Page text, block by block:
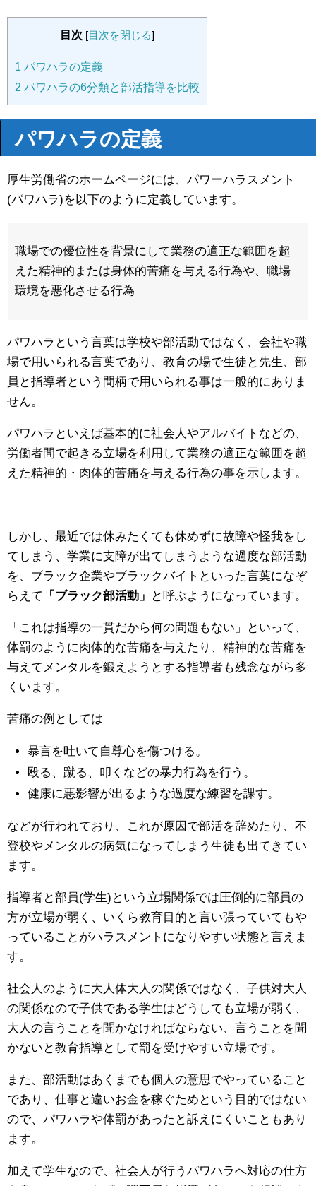
目次 [目次を閉じる]
1 パワハラの定義
2 パワハラの6分類と部活指導を比較
パワハラの定義
厚生労働省のホームページには、パワーハラスメント
(パワハラ)を以下のように定義しています。
職場での優位性を背景にして業務の適正な範囲を超
えた精神的または身体的苦痛を与える行為や、職場
環境を悪化させる行為
パワハラという言葉は学校や部活動ではなく、会社や職
場で用いられる言葉であり、教育の場で生徒と先生、部
員と指導者という間柄で用いられる事は一般的にありま
せん。
パワハラといえば基本的に社会人やアルバイトなどの、
労働者間で起きる立場を利用して業務の適正な範囲を超
えた精神的・肉体的苦痛を与える行為の事を示します。
しかし、最近では休みたくても休めずに故障や怪我をし
てしまう、学業に支障が出てしまうような過度な部活動
を、ブラック企業やブラックバイトといった言葉になぞ
らえて
「ブラック部活動」 と呼ぶようになっています。
「これは指導の一貫だから何の問題もない」といって、
体罰のように肉体的な苦痛を与えたり、精神的な苦痛を
与えてメンタルを鍛えようとする指導者も残念ながら多
くいます。
苦痛の例としては
暴言を吐いて自尊心を傷つける。
殴る、蹴る、叩くなどの暴力行為を行う。
健康に悪影響が出るような過度な練習を課す。
などが行われており、これが原因で部活を辞めたり、不
登校やメンタルの病気になってしまう生徒も出てきてい
ます。
指導者と部員(学生)という立場関係では圧倒的に部員の
方が立場が弱く、いくら教育目的と言い張っていてもや
っていることがハラスメントになりやすい状態と言えま
す。
社会人のように大人体大人の関係ではなく、子供対大人
の関係なので子供である学生はどうしても立場が弱く、
大人の言うことを聞かなければならない、言うことを聞
かないと教育指導として罰を受けやすい立場です。
また、部活動はあくまでも個人の意思でやっていること
であり、仕事と違いお金を稼ぐためという目的ではない
ので、パワハラや体罰があったと訴えにくいこともあり
ます。
加えて学生なので、社会人が行うパワハラへ対応の仕方